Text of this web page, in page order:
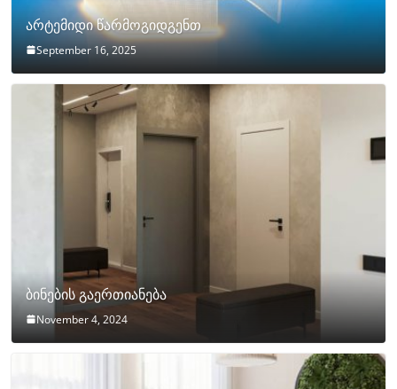
არტემიდი წარმოგიდგენთ
September 16, 2025
ბინების გაერთიანება
November 4, 2024